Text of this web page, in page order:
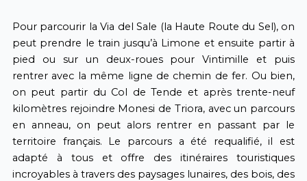
Pour parcourir la Via del Sale (la Haute Route du Sel), on
peut prendre le train jusqu’à Limone et ensuite partir à
pied ou sur un deux-roues pour Vintimille et puis
rentrer avec la même ligne de chemin de fer. Ou bien,
on peut partir du Col de Tende et après trente-neuf
kilomètres rejoindre Monesi de Triora, avec un parcours
en anneau, on peut alors rentrer en passant par le
territoire français. Le parcours a été requalifié, il est
adapté à tous et offre des itinéraires touristiques
incroyables à travers des paysages lunaires, des bois, des